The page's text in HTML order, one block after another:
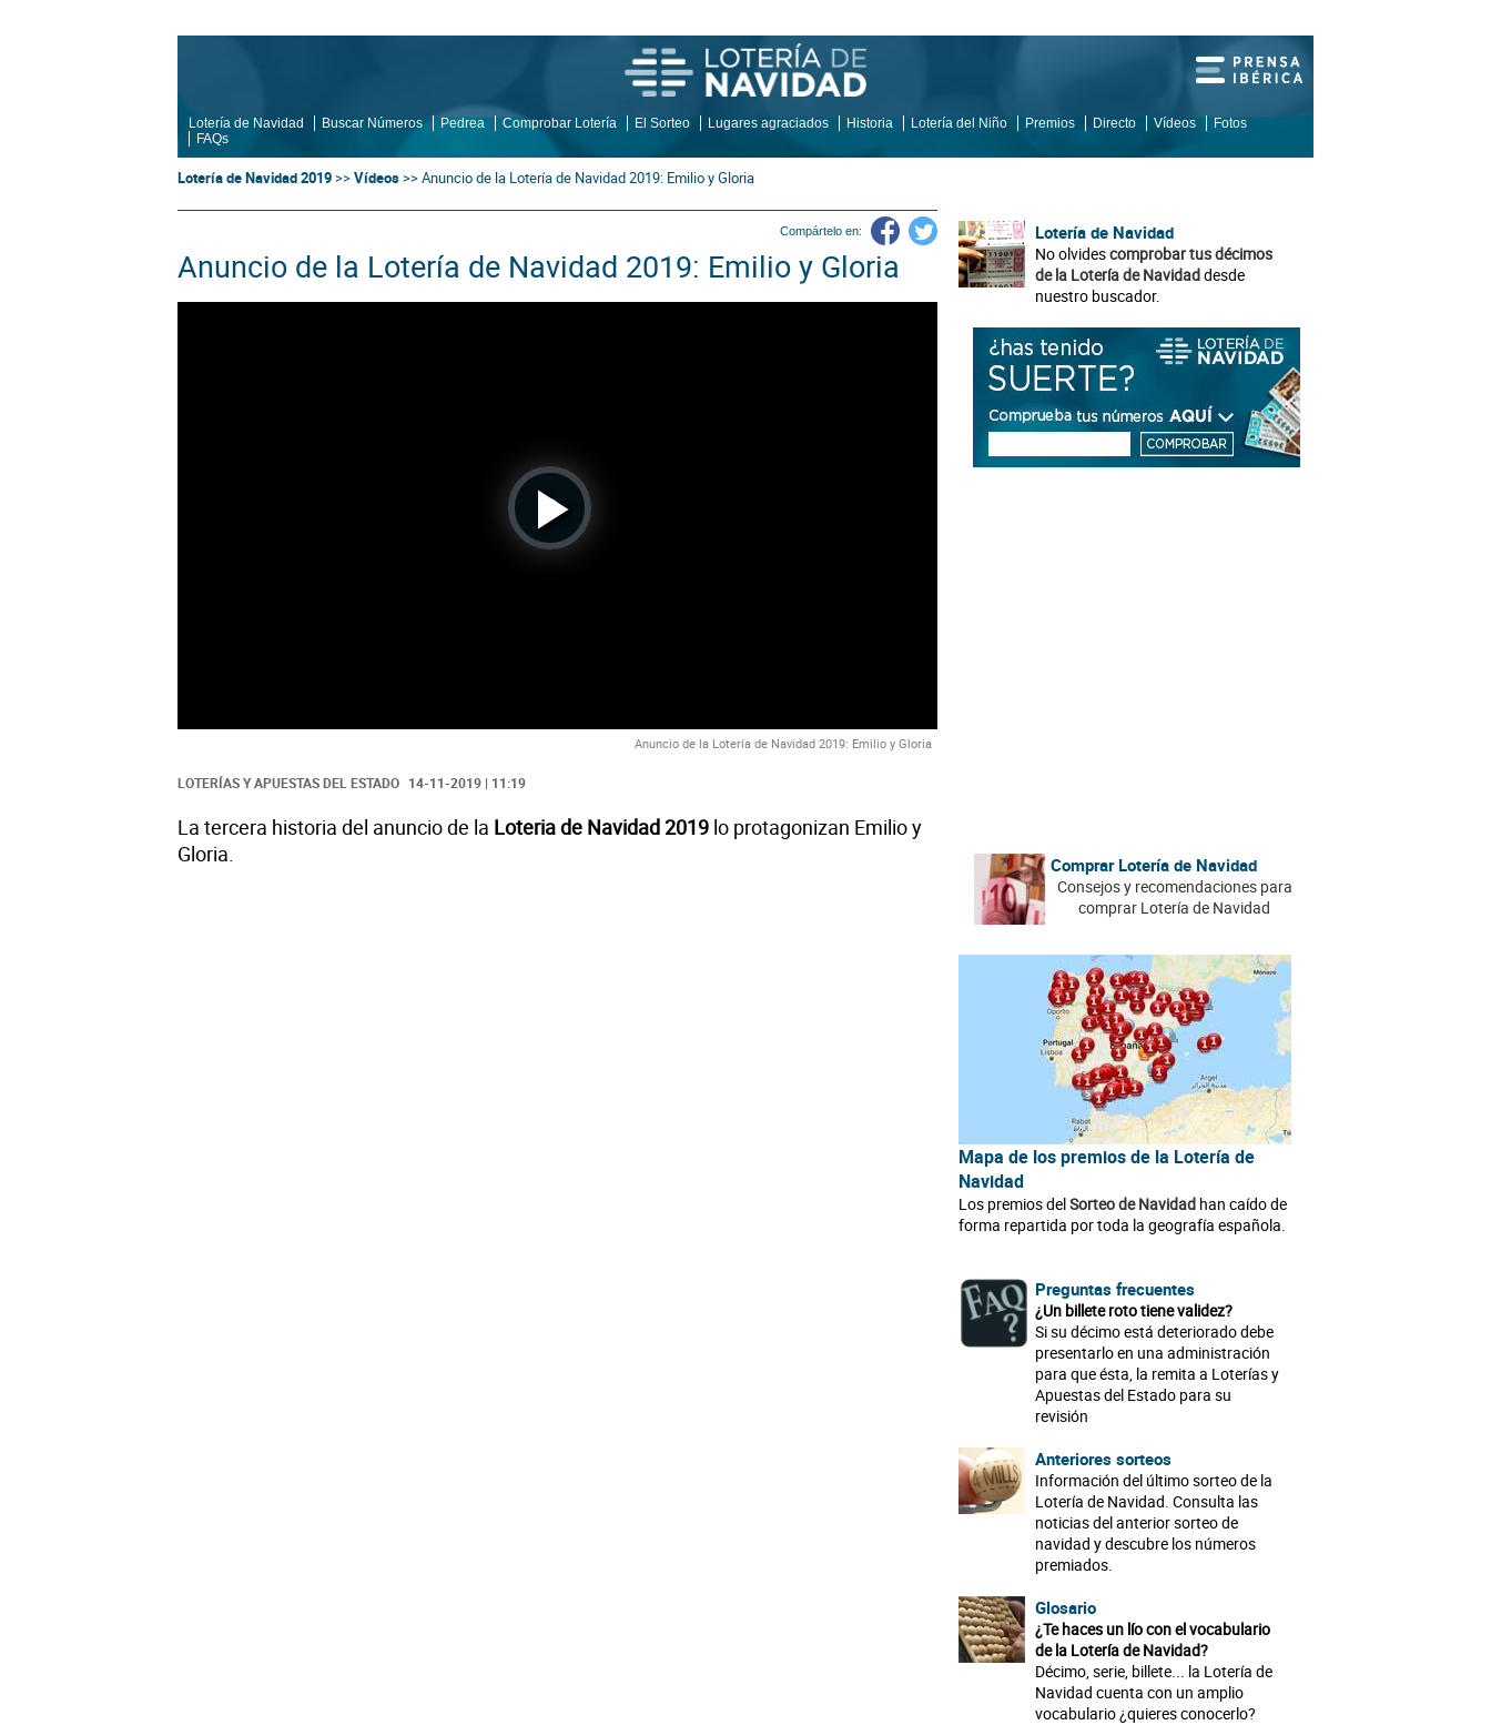
Lotería de Navidad Buscar Números Pedrea Comprobar Lotería El Sorteo Lugares agraciados Historia Lotería del Niño Premios Directo Vídeos
Fotos
FAQs
Lotería de Navidad 2019>>Vídeos>>Anuncio de la Lotería de Navidad 2019: Emilio y Gloria
Compártelo en:
Anuncio de la Lotería de Navidad 2019: Emilio y Gloria
Play
Anuncio de la Lotería de Navidad 2019: Emilio y Gloria
LOTERÍAS Y APUESTAS DEL ESTADO 14-11-2019 | 11:19
La tercera historia del anuncio de la Loteria de Navidad 2019 lo protagonizan Emilio y
Gloria.
Lotería de Navidad
No olvidescomprobar tus décimos
de la Lotería de Navidaddesde
nuestro buscador.
Comprar Lotería de Navidad
Consejos y recomendaciones para
comprar Lotería de Navidad
Mapa de los premios de la Lotería de
Navidad
Los premios delSorteo de Navidad han caído de
forma repartida por toda la geografía española.
Preguntas frecuentes
¿Un billete roto tiene validez?
Si su décimo está deteriorado debe
presentarlo en una administración
para que ésta, la remita a Loterías y
Apuestas del Estado para su
revisión
Anteriores sorteos
Información del último sorteo de la
Lotería de Navidad. Consulta las
noticias del anterior sorteo de
navidad y descubre los números
premiados.
Glosario
¿Te haces un lío con el vocabulario
de la Lotería de Navidad?
Décimo, serie, billete... la Lotería de
Navidad cuenta con un amplio
vocabulario ¿quieres conocerlo?